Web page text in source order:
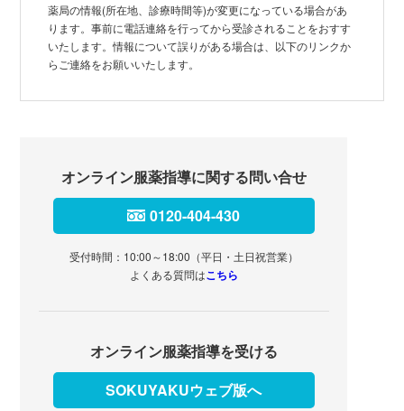
薬局の情報(所在地、診療時間等)が変更になっている場合があ
ります。事前に電話連絡を行ってから受診されることをおすす
いたします。情報について誤りがある場合は、以下のリンクか
らご連絡をお願いいたします。
オンライン服薬指導に関する問い合せ
0120-404-430
受付時間：10:00～18:00（平日・土日祝営業）
よくある質問はこちら
オンライン服薬指導を受ける
SOKUYAKUウェブ版へ